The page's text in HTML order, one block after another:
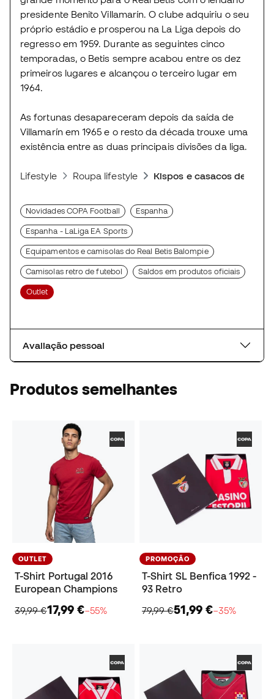
presidente Benito Villamarín. O clube adquiriu o seu
próprio estádio e prosperou na La Liga depois do
regresso em 1959. Durante as seguintes cinco
temporadas, o Betis sempre acabou entre os dez
primeiros lugares e alcançou o terceiro lugar em
1964.
As fortunas desapareceram depois da saída de
Villamarín em 1965 e o resto da década trouxe uma
existência entre as duas principais divisões da liga.
Lifestyle Roupa lifestyle Kispos e casacos
Novidades COPA Football Espanha
Espanha - LaLiga EA Sports
Equipamentos e camisolas do Real Betis Balompie
Camisolas retro de futebol Saldos em produtos oficiais
Outlet
Avaliação pessoal
Produtos semelhantes
OUTLET
T-Shirt Portugal 2016
European Champions
39,99 €17,99 €−55%
PROMOÇÃO
T-Shirt SL Benfica 1992 -
93 Retro
79,99 €51,99 €−35%